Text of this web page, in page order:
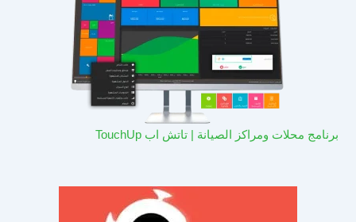
برنامج محلات ومراكز الصيانة | تاتش اب TouchUp